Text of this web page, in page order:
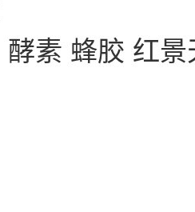
酵素 蜂胶 红景